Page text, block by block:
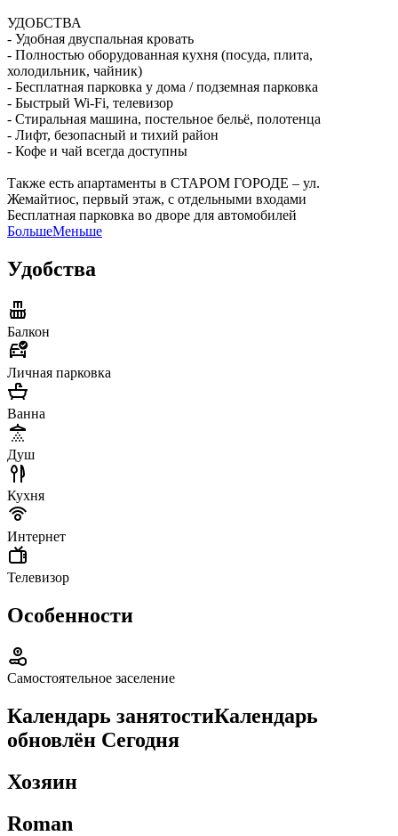
УДОБСТВА
- Удобная двуспальная кровать
- Полностью оборудованная кухня (посуда, плита,
холодильник, чайник)
- Бесплатная парковка у дома / подземная парковка
- Быстрый Wi-Fi, телевизор
- Стиральная машина, постельное бельё, полотенца
- Лифт, безопасный и тихий район
- Кофе и чай всегда доступны
Также есть апартаменты в СТАРОМ ГОРОДЕ – ул.
Жемайтиос, первый этаж, с отдельными входами
Бесплатная парковка во дворе для автомобилей
БольшеМеньше
Удобства
Балкон
Личная парковка
Ванна
Душ
Кухня
Интернет
Телевизор
Особенности
Самостоятельное заселение
Календарь занятостиКалендарь
обновлён Сегодня
Хозяин
Roman